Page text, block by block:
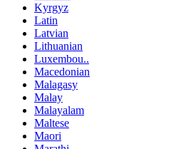
Kyrgyz
Latin
Latvian
Lithuanian
Luxembou..
Macedonian
Malagasy
Malay
Malayalam
Maltese
Maori